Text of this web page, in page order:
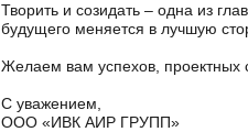
Творить и созидать – одна из
будущего меняется в лучшую
Желаем вам успехов, проектных
С уважением,
ООО «ИВК АИР ГРУПП»